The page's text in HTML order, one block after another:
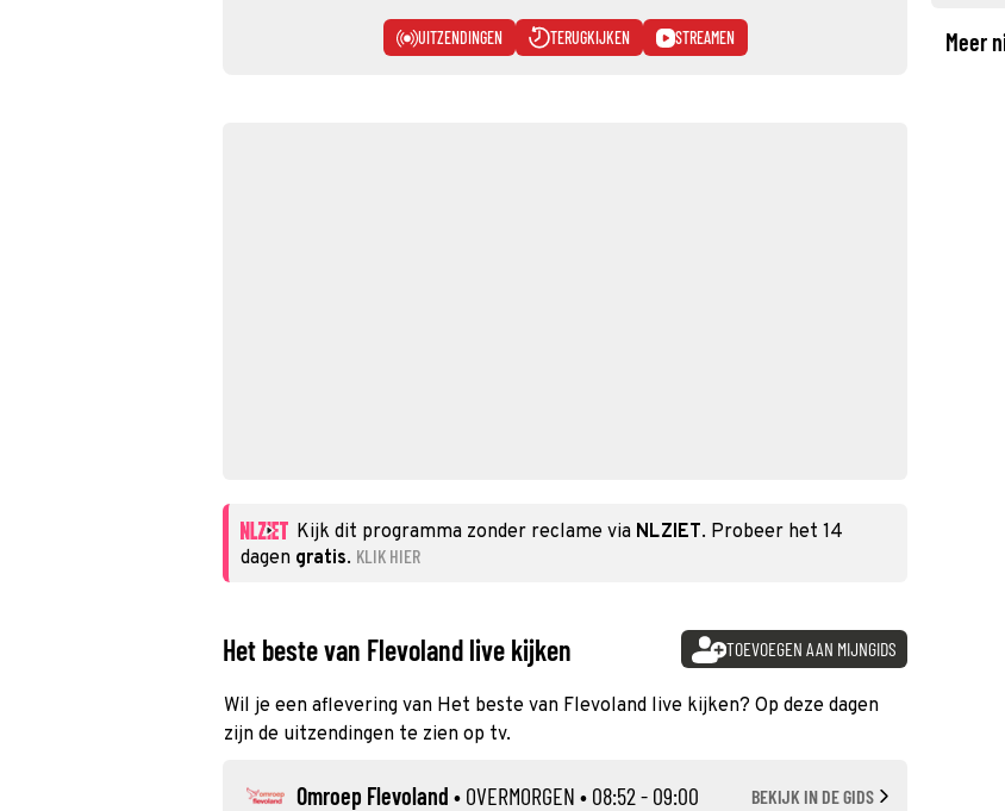
UITZENDINGEN TERUGKIJKEN STREAMEN
Kijk dit programma zonder reclame via NLZIET. Probeer het 14
dagen gratis. KLIK HIER
Het beste van Flevoland live kijken TOEVOEGEN AAN MIJNGIDS
Wil je een aflevering van Het beste van Flevoland live kijken? Op deze dagen
zijn de uitzendingen te zien op tv.
Omroep Flevoland • OVERMORGEN • 08:52 - 09:00 BEKIJK IN DE GIDS
Meer